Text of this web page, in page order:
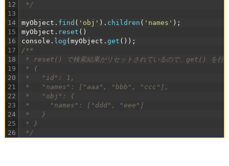
12
13
14
15
16
17
18
19
20
21
22
23
24
25
26
*/
myObject . find ( 'obj' ) . children ( 'names' ) ;
myObject . reset ( )
console . log ( myObject . get ( ) ) ;
/**
* reset() で検索結果がリセットされているので、get() を行う
* {
*   "id": 1,
*   "names": ["aaa", "bbb", "ccc"],
*   "obj": {
*     "names": ["ddd", "eee"]
*   }
* }
*/